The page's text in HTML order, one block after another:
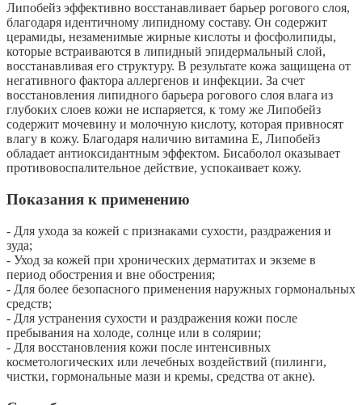
Липобейз эффективно восстанавливает барьер рогового слоя,
благодаря идентичному липидному составу. Он содержит
церамиды, незаменимые жирные кислоты и фосфолипиды,
которые встраиваются в липидный эпидермальный слой,
восстанавливая его структуру. В результате кожа защищена от
негативного фактора аллергенов и инфекции. За счет
восстановления липидного барьера рогового слоя влага из
глубоких слоев кожи не испаряется, к тому же Липобейз
содержит мочевину и молочную кислоту, которая привносят
влагу в кожу. Благодаря наличию витамина Е, Липобейз
обладает антиоксидантным эффектом. Бисаболол оказывает
противовоспалительное действие, успокаивает кожу.
Показания к применению
- Для ухода за кожей с признаками сухости, раздражения и
зуда;
- Уход за кожей при хронических дерматитах и экземе в
период обострения и вне обострения;
- Для более безопасного применения наружных гормональных
средств;
- Для устранения сухости и раздражения кожи после
пребывания на холоде, солнце или в солярии;
- Для восстановления кожи после интенсивных
косметологических или лечебных воздействий (пилинги,
чистки, гормональные мази и кремы, средства от акне).